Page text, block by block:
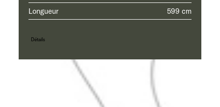
Longueur
599 cm
Détails